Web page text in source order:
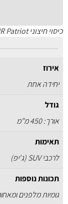
כיסוי חיצוני HR Patriot
אירוז
יחידה אחת
גודל
אורך: 450 מ"מ
תאימות
לרכבי SUV (ג'יפ)
תכונות נוספות
גומיות מלפנים